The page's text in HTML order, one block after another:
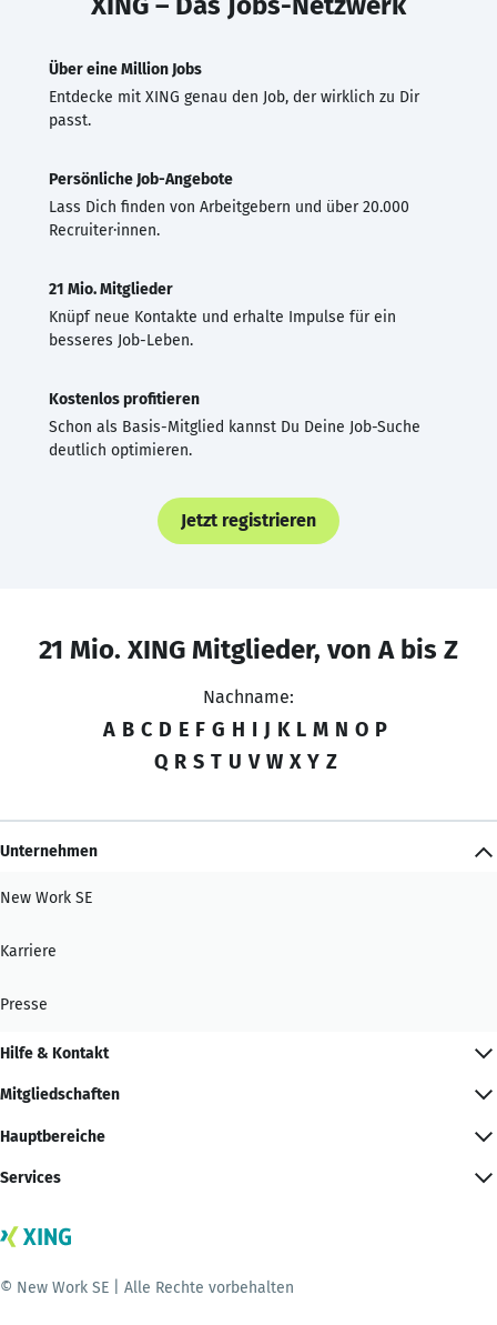
Über eine Million Jobs
Entdecke mit XING genau den Job, der wirklich zu Dir
passt.
Persönliche Job-Angebote
Lass Dich finden von Arbeitgebern und über 20.000
Recruiter·innen.
21 Mio. Mitglieder
Knüpf neue Kontakte und erhalte Impulse für ein
besseres Job-Leben.
Kostenlos profitieren
Schon als Basis-Mitglied kannst Du Deine Job-Suche
deutlich optimieren.
Jetzt registrieren
21 Mio. XING Mitglieder, von A bis Z
Nachname:
A B C D E F G H I J K L M N O P
Q R S T U V W X Y Z
Unternehmen
New Work SE
Karriere
Presse
Hilfe & Kontakt
Mitgliedschaften
Hauptbereiche
Services
© New Work SE | Alle Rechte vorbehalten